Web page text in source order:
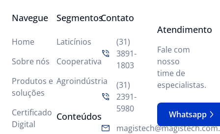
Navegue
Home
Sobre nós
Produtos e
soluções
Certificado
Digital
Segmentos
Laticínios
Cooperativa
Agroindústria
Conteúdos
Contato
(31)
3891-
1803
(31)
2391-
5980
Atendimento
Fale com
nosso
time de
especialistas.
Whatsapp